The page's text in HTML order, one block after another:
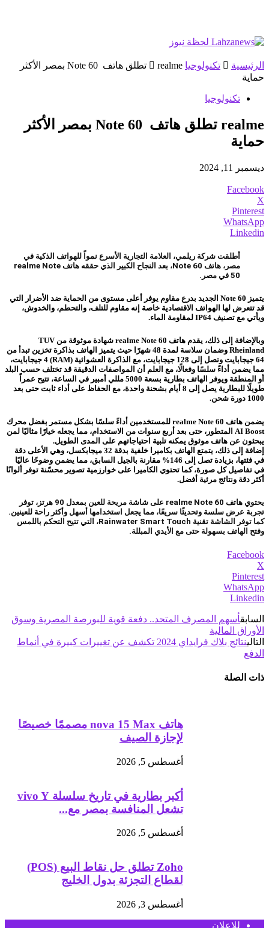
الرئيسية تكنولوجيا
realme تطلق هاتف Note 60 بمصر الأكثر
حماية
تكنولوجيا
realme تطلق هاتف Note 60 بمصر الأكثر
حماية
ديسمبر 11, 2024
Facebook
X
Pinterest
WhatsApp
Linkedin
أطلقت شركة ريلمي، العلامة التجارية الأسرع نمواً للهواتف الذكية في
مصر، هاتف Note 60، بعد النجاح الكبير الذي حققه هاتف realme Note
50 في مصر.
يتميز Note 60 الجديد بدرع مقاوم يوفر أعلى مستوى من الحماية ضد الأضرار التي
قد تتعرض لها الهواتف الاقتصادية خاصة إنه مقاوم للتلف، والتحطم، والخدوش،
ويأتي مع تصنيف IP64 لمقاومة الماء.
وبالإضافة إلى ذلك، يقدم هاتف realme Note 60 شهادة موثوقة من TUV
Rheinland وضمان سلاسة لمدة 48 شهرًا حيث يتميز الهاتف بذاكرة تخزين تبدأ من
64 جيجابايت وتصل إلى 128 جيجابايت، مع الذاكرة العشوائية (RAM) 4 جيجابايت،
مما يضمن أداءً سلسًا وفعالًا، مع العلم أن المواصفات الدقيقة قد تختلف حسب البلد
أو المنطقة ويوفر الهاتف بطارية بسعة 5000 مللي أمبير في الساعة، تتيح عمراً
طويلًا للبطارية يصل إلى 8 أيام بشحنة واحدة، مع الحفاظ على أداء ثابت حتى بعد
1000 دورة شحن.
يضمن هاتف realme Note 60 للمستخدمين أداءً سلسًا بشكل مستمر بفضل محرك
AI Boost المتطور، حتى بعد أربع سنوات من الاستخدام، مما يجعله خيارًا مثاليًا لمن
يبحثون عن هاتف موثوق يمكنه تلبية احتياجاتهم على المدى الطويل.
إضافة إلى ذلك، يتمتع الهاتف بكاميرا خلفية بدقة 32 ميجابكسل، وهي الأعلى دقة
في فئتها، بزيادة تصل إلى 146% مقارنة بالجيل السابق، مما يضمن وضوحًا عاليًا
في تفاصيل كل صورة، كما تحتوي الكاميرا على خوارزمية تصوير محسّنة توفر ألوانًا
أكثر دقة ونتائج مرئية أفضل.
يحتوي هاتف realme Note 60 على شاشة مريحة للعين بمعدل 90 هرتز، توفر
تجربة عرض سلسة وتحديثًا سريعًا، مما يجعل استخدامها أسهل وأكثر راحة للعينين.
كما توفر الشاشة تقنية Rainwater Smart Touch، التي تتيح التحكم باللمس
وفتح الهاتف بسهولة حتى مع الأيدي المبللة.
Facebook
X
Pinterest
WhatsApp
Linkedin
السابقأسهم المصرف المتحد.. دفعة قوية للبورصة المصرية وسوق
الأوراق المالية
التالي
نتائج بلاك فرايداي 2024 تكشف عن تغييرات كبيرة في أنماط
الدفع
ذات الصلة
هاتف nova 15 Max مصممًا خصيصًا
لإجازة الصيف
أغسطس 5, 2026
أكبر بطارية في تاريخ سلسلة vivo Y
تشعل المنافسة بمصر مع...
أغسطس 5, 2026
Zoho تطلق حل نقاط البيع (POS)
لقطاع التجزئة بدول الخليج
أغسطس 3, 2026
للإعلان